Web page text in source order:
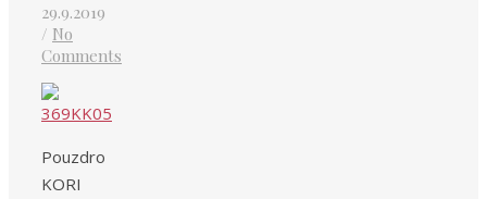
29.9.2019
/ No
Comments
Pouzdro
KORI